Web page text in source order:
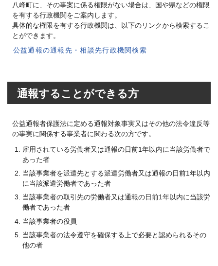
行政情報
八峰町に、その事案に係る権限がない場合は、国や県などの権限
を有する行政機関をご案内します。
具体的な権限を有する行政機関は、以下のリンクから検索するこ
とができます。
公益通報の通報先・相談先行政機関検索
通報することができる方
公益通報者保護法に定める通報対象事実又はその他の法令違反等
の事実に関係する事業者に関わる次の方です。
雇用されている労働者又は通報の日前1年以内に当該労働者で
あった者
当該事業者を派遣先とする派遣労働者又は通報の日前1年以内
に当該派遣労働者であった者
当該事業者の取引先の労働者又は通報の日前1年以内に当該労
働者であった者
当該事業者の役員
当該事業者の法令遵守を確保する上で必要と認められるその
他の者